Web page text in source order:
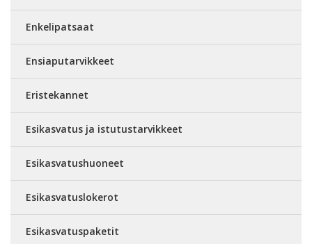
Enkelipatsaat
Ensiaputarvikkeet
Eristekannet
Esikasvatus ja istutustarvikkeet
Esikasvatushuoneet
Esikasvatuslokerot
Esikasvatuspaketit